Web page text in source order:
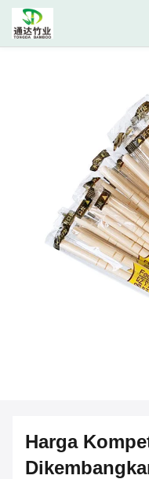
Harga